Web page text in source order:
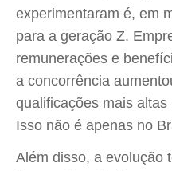
experimentaram é, em
para a geração Z.
remunerações e
a concorrência
qualificações mais
Isso não é apenas no
Além disso, a evolução